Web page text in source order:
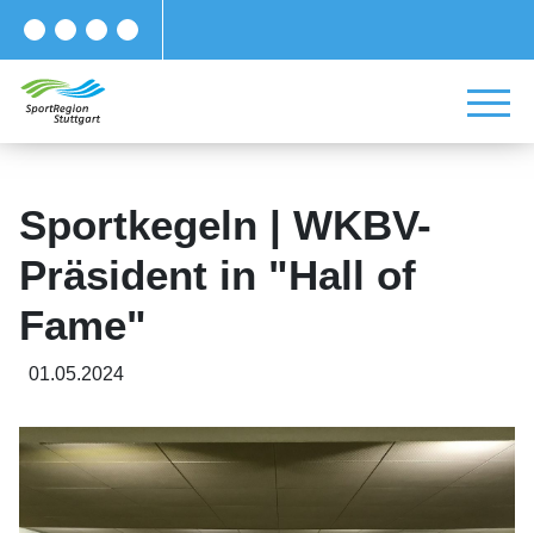
Sportkegeln | WKBV-
Präsident in "Hall of
Fame"
01.05.2024